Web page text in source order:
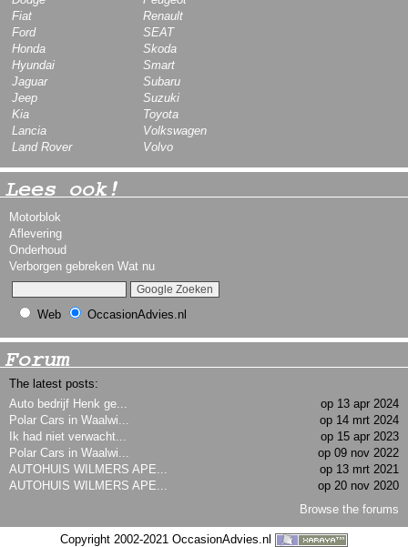
Fiat
Ford
Honda
Hyundai
Jaguar
Jeep
Kia
Lancia
Land Rover
Renault
SEAT
Skoda
Smart
Subaru
Suzuki
Toyota
Volkswagen
Volvo
Lees ook!
Motorblok
Aflevering
Onderhoud
Verborgen gebreken Wat nu
Web OccasionAdvies.nl
Forum
The latest posts:
op 13 apr 2024
Auto bedrijf Henk ge...
op 14 mrt 2024
Polar Cars in Waalwi...
op 15 apr 2023
Ik had niet verwacht...
op 09 nov 2022
Polar Cars in Waalwi...
op 13 mrt 2021
AUTOHUIS WILMERS APE...
op 20 nov 2020
AUTOHUIS WILMERS APE...
Browse the forums
Copyright 2002-2021 OccasionAdvies.nl